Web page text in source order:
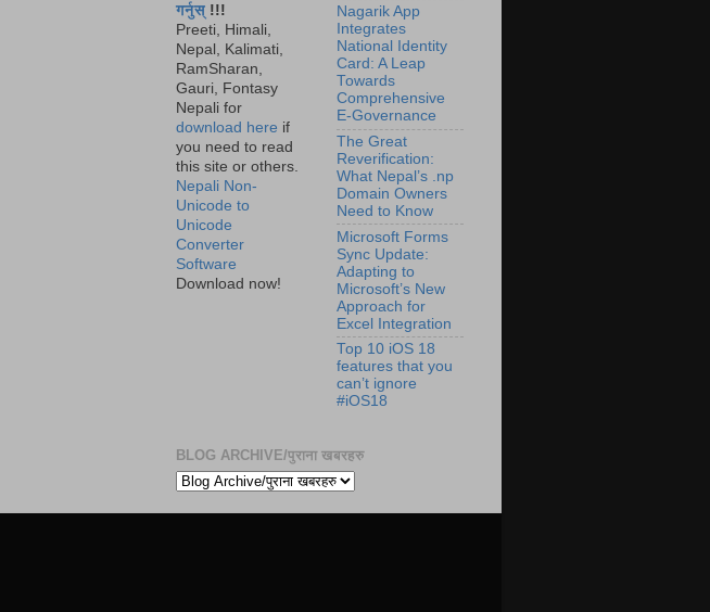
गर्नुस् !!!
Preeti, Himali,
Nepal, Kalimati,
RamSharan,
Gauri, Fontasy
Nepali for
download here if
you need to read
this site or others.
Nepali Non-
Unicode to
Unicode
Converter
Software
Download now!
Nagarik App
Integrates
National Identity
Card: A Leap
Towards
Comprehensive
E-Governance
The Great
Reverification:
What Nepal’s .np
Domain Owners
Need to Know
Microsoft Forms
Sync Update:
Adapting to
Microsoft’s New
Approach for
Excel Integration
Top 10 iOS 18
features that you
can’t ignore
#iOS18
BLOG ARCHIVE/पुराना खबरहरु